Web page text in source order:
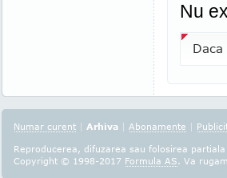
Nu
Numar curent | Arhiva | Abonamente |
Reproducerea, difuzarea sau folosirea
Copyright © 1998-2017 Formula AS. Va